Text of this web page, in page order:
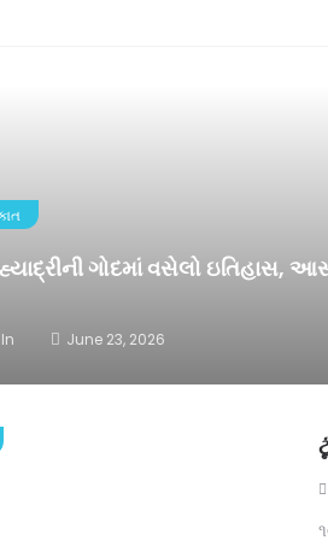
ગોદમાં વસેલો ઇતિહાસ,
June 23, 2026